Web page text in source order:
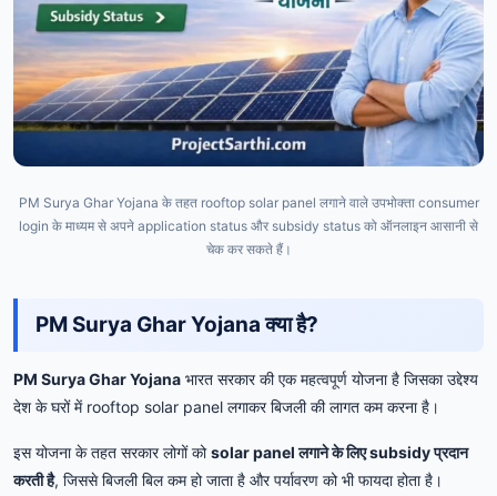
PM Surya Ghar Yojana के तहत rooftop solar panel लगाने वाले उपभोक्ता consumer
login के माध्यम से अपने application status और subsidy status को ऑनलाइन आसानी से
चेक कर सकते हैं।
PM Surya Ghar Yojana क्या है?
PM Surya Ghar Yojana भारत सरकार की एक महत्वपूर्ण योजना है जिसका उद्देश्य
देश के घरों में rooftop solar panel लगाकर बिजली की लागत कम करना है।
इस योजना के तहत सरकार लोगों कोsolar panel लगाने के लिए subsidy प्रदान
करती है, जिससे बिजली बिल कम हो जाता है और पर्यावरण को भी फायदा होता है।